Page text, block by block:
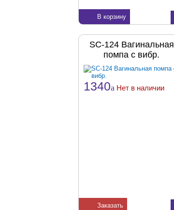
В корзину
SC-124 Вагинальная
помпа с вибр.
1340a Нет в наличии
Заказать